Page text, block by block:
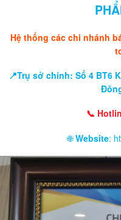
Hệ thống các chi nhánh
📍Trụ sở chính: Số 4 BT6
📞
🌐Website: